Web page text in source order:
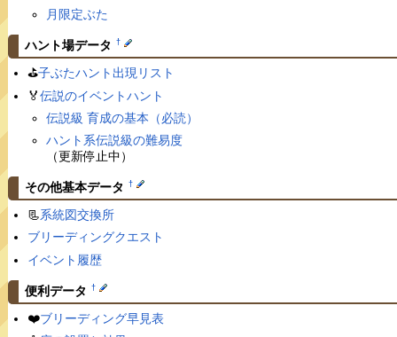
月限定ぶた
ハント場データ †
⛳️子ぶたハント出現リスト
🏅伝説のイベントハント
伝説級 育成の基本（必読）
ハント系伝説級の難易度
（更新停止中）
その他基本データ †
📃系統図交換所
ブリーディングクエスト
イベント履歴
便利データ †
❤️ブリーディング早見表